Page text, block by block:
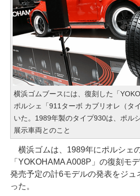
横浜ゴムブースには、復刻した「
ポルシェ「911ターボ カブリオレ（タ
いた。1989年製のタイプ930は、ポル
展示車両とのこと
横浜ゴムは、1989年にポルシェ
「YOKOHAMA A008P」の復刻モ
発売予定の計6モデルの発表をジュ
った。